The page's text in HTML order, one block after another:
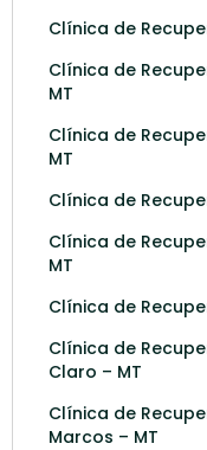
Clínica de
Clínica de
MT
Clínica de
MT
Clínica de
Clínica de
MT
Clínica de
Clínica de
Claro – MT
Clínica de
Marcos – MT